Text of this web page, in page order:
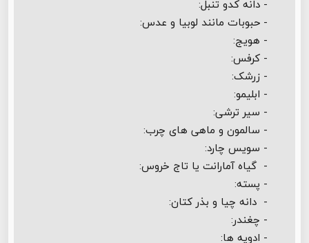
- دانه کدو تنبل:
- حبوبات مانند لوبیا و عدس:
- هویج:
- کرفس:
- زرشک:
- ابلیمو:
- سیر ترشی:
- سالمون و ماهی های چرب:
- سویس چارد:
- گیاه آمارانت یا تاج خروس:
- پسته:
- دانه چیا و بذر کتان:
- چغندر:
- ادویه ها: